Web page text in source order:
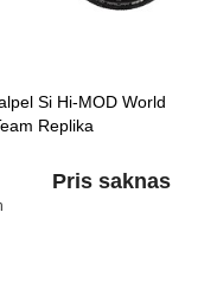
Si Hi-MOD World
Replika
Pris saknas